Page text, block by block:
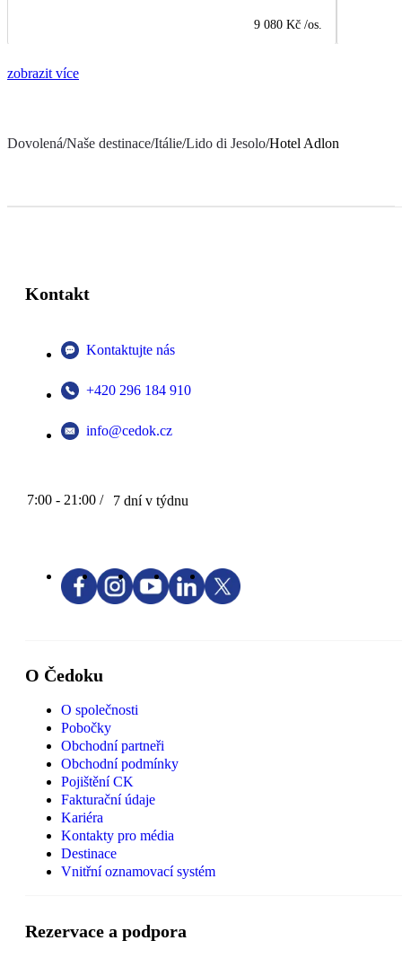
9 080 Kč /os.
zobrazit více
Dovolená/Naše destinace/Itálie/Lido di Jesolo/Hotel Adlon
Kontakt
Kontaktujte nás
+420 296 184 910
info@cedok.cz
7:00 - 21:00 / 7 dní v týdnu
O Čedoku
O společnosti
Pobočky
Obchodní partneři
Obchodní podmínky
Pojištění CK
Fakturační údaje
Kariéra
Kontakty pro média
Destinace
Vnitřní oznamovací systém
Rezervace a podpora